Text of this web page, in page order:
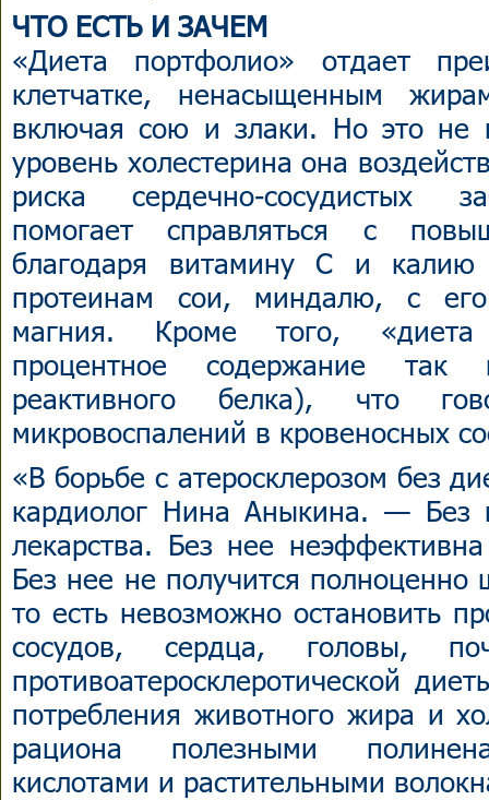
ЧТО ЕСТЬ И ЗАЧЕМ
«Диета портфолио» отдает
клетчатке, ненасыщенным
включая сою и злаки. Но это не
уровень холестерина она
риска сердечно-сосудистых
помогает справляться с
благодаря витамину С и
протеинам сои, миндалю, с
магния. Кроме того, «диета
процентное содержание так
реактивного белка), что
микровоспалений в кровеносных
«В борьбе с атеросклерозом без
кардиолог Нина Аныкина. — Без
лекарства. Без нее
Без нее не получится
то есть невозможно остановить
сосудов, сердца, головы,
противоатеросклеротической
потребления животного жира и
рациона полезными
кислотами и растительными